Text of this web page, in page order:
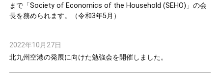
まで「Society of Economics of the Household (SEHO)」の会
長を務められます。（令和3年5月）
2022年10月27日
北九州空港の発展に向けた勉強会を開催しました。